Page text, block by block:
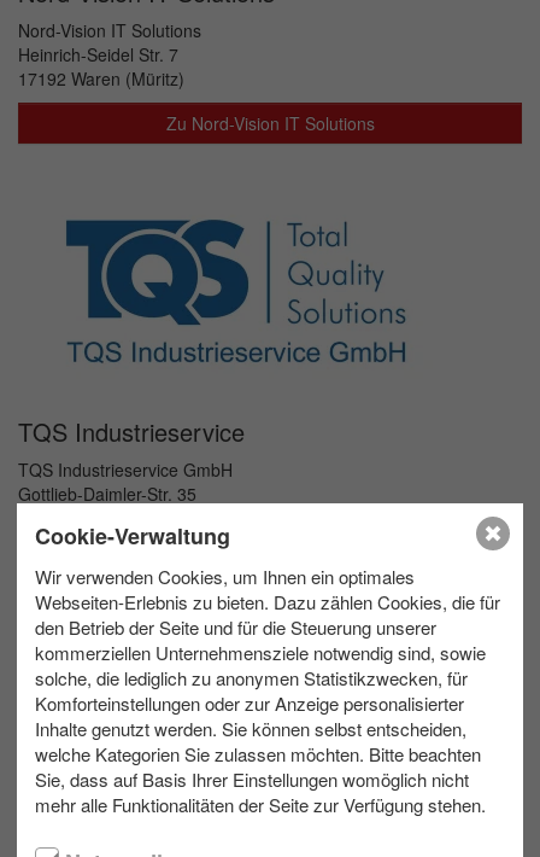
Nord-Vision IT Solutions
Heinrich-Seidel Str. 7
17192 Waren (Müritz)
Zu ​Nord-Vision IT Solutions
TQS Industrieservice
TQS Industrieservice GmbH
Gottlieb-Daimler-Str. 35
Cookie-Verwaltung
Wir verwenden Cookies, um Ihnen ein optimales
Webseiten-Erlebnis zu bieten. Dazu zählen Cookies, die für
den Betrieb der Seite und für die Steuerung unserer
kommerziellen Unternehmensziele notwendig sind, sowie
solche, die lediglich zu anonymen Statistikzwecken, für
Komforteinstellungen oder zur Anzeige personalisierter
Inhalte genutzt werden. Sie können selbst entscheiden,
welche Kategorien Sie zulassen möchten. Bitte beachten
Sie, dass auf Basis Ihrer Einstellungen womöglich nicht
mehr alle Funktionalitäten der Seite zur Verfügung stehen.